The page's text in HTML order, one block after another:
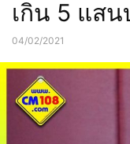
เกิน 5 แสน
04/02/2021